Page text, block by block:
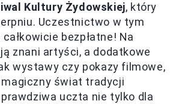
Kultury Żydowskiej, który
Uczestnictwo w tym
bezpłatne! Na
znani artyści, a dodatkowe
wystawy czy pokazy filmowe,
świat tradycji
uczta nie tylko dla